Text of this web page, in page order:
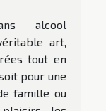
alcool
art,
tout en
pour une
famille ou